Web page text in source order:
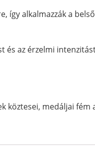
így alkalmazzák a
az érzelmi
köztesei, medáljai